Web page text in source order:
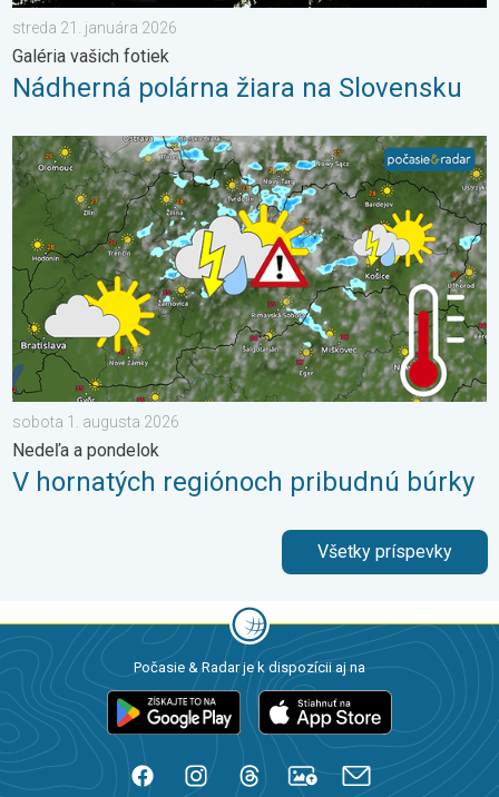
streda 21. januára 2026
Galéria vašich fotiek
Nádherná polárna žiara na Slovensku
V hornatých regiónoch pribudnú búrky. Nedeľa a pondelok. .
sobota 1. augusta 2026
Nedeľa a pondelok
V hornatých regiónoch pribudnú búrky
Všetky príspevky
Počasie & Radar je k dispozícii aj na